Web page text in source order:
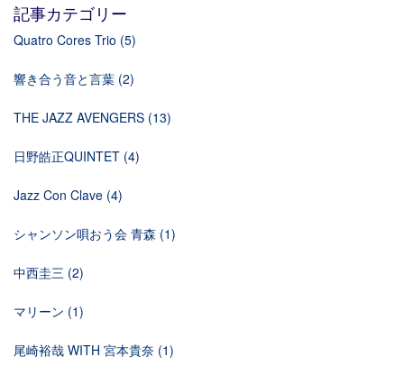
記事カテゴリー
Quatro Cores Trio (5)
響き合う音と言葉 (2)
THE JAZZ AVENGERS (13)
日野皓正QUINTET (4)
Jazz Con Clave (4)
シャンソン唄おう会 青森 (1)
中西圭三 (2)
マリーン (1)
尾崎裕哉 WITH 宮本貴奈 (1)